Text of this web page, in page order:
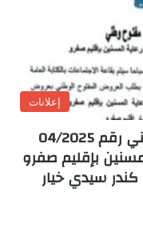
إعلانات
إعلان عن طلب عروض مفتوح وطني رقم 04/2025
بإقليم صفرو
كندر سيدي خيار